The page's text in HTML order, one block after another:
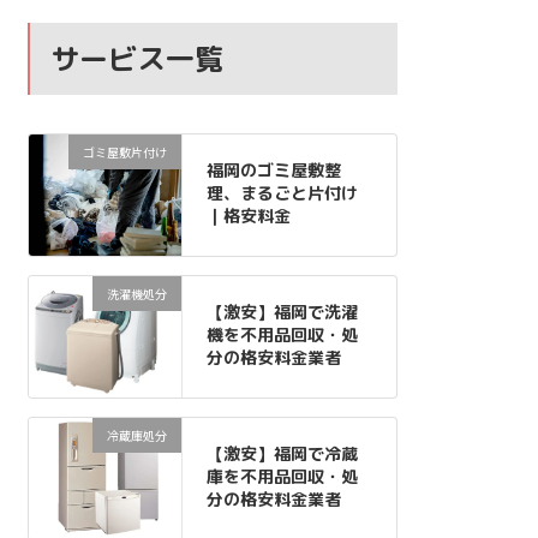
サービス一覧
ゴミ屋敷片付け
福岡のゴミ屋敷整
理、まるごと片付け
｜格安料金
洗濯機処分
【激安】福岡で洗濯
機を不用品回収・処
分の格安料金業者
冷蔵庫処分
【激安】福岡で冷蔵
庫を不用品回収・処
分の格安料金業者